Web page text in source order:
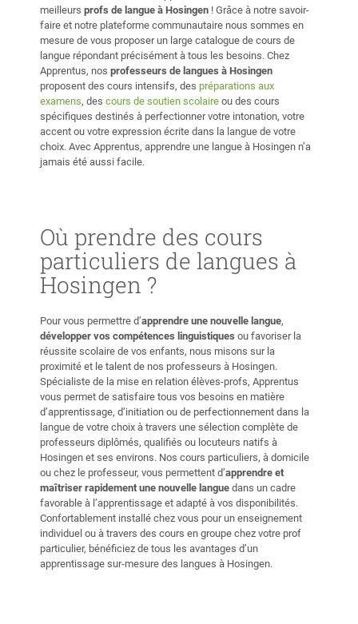
meilleurs profs de langue à Hosingen ! Grâce à notre savoir-
faire et notre plateforme communautaire nous sommes en
mesure de vous proposer un large catalogue de cours de
langue répondant précisément à tous les besoins. Chez
Apprentus, nos professeurs de langues à Hosingen
proposent des cours intensifs, des préparations aux
examens, des cours de soutien scolaire ou des cours
spécifiques destinés à perfectionner votre intonation, votre
accent ou votre expression écrite dans la langue de votre
choix. Avec Apprentus, apprendre une langue à Hosingen n’a
jamais été aussi facile.
Où prendre des cours
particuliers de langues à
Hosingen ?
Pour vous permettre d’apprendre une nouvelle langue,
développer vos compétences linguistiques ou favoriser la
réussite scolaire de vos enfants, nous misons sur la
proximité et le talent de nos professeurs à Hosingen.
Spécialiste de la mise en relation élèves-profs, Apprentus
vous permet de satisfaire tous vos besoins en matière
d’apprentissage, d’initiation ou de perfectionnement dans la
langue de votre choix à travers une sélection complète de
professeurs diplômés, qualifiés ou locuteurs natifs à
Hosingen et ses environs. Nos cours particuliers, à domicile
ou chez le professeur, vous permettent d’apprendre et
maîtriser rapidement une nouvelle langue dans un cadre
favorable à l’apprentissage et adapté à vos disponibilités.
Confortablement installé chez vous pour un enseignement
individuel ou à travers des cours en groupe chez votre prof
particulier, bénéficiez de tous les avantages d’un
apprentissage sur-mesure des langues à Hosingen.